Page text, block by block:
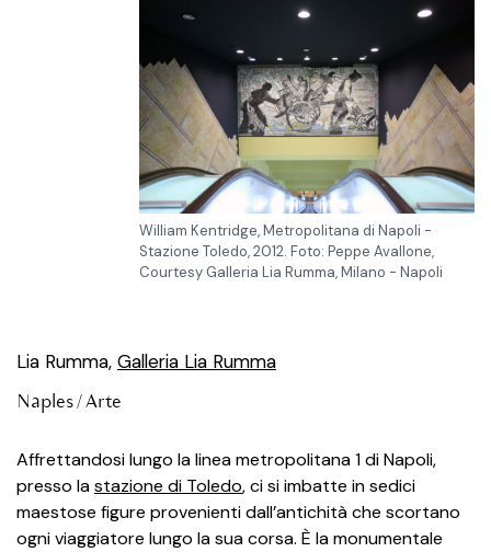
William Kentridge, Metropolitana di Napoli -
Stazione Toledo, 2012. Foto: Peppe Avallone,
Courtesy Galleria Lia Rumma, Milano - Napoli
Affrettandosi lungo la linea metropolitana 1 di Napoli,
presso lastazione di Toledo, ci si imbatte in sedici
maestose figure provenienti dall’antichità che scortano
ogni viaggiatore lungo la sua corsa. È la monumentale
Lia Rumma, Galleria Lia Rumma
Naples / Arte